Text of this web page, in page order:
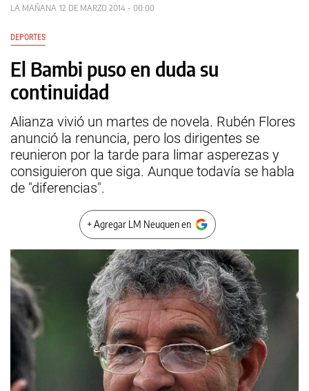
LA MAÑANA 12 DE MARZO 2014 - 00:00
DEPORTES
El Bambi puso en duda su
continuidad
Alianza vivió un martes de novela. Rubén Flores
anunció la renuncia, pero los dirigentes se
reunieron por la tarde para limar asperezas y
consiguieron que siga. Aunque todavía se habla
de "diferencias".
+ Agregar LM Neuquen en